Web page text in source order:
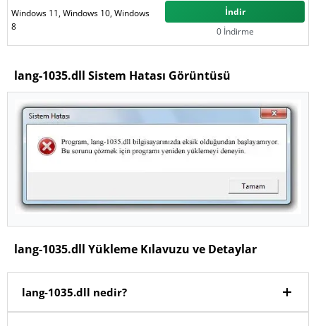
Windows 11, Windows 10, Windows
8
İndir
0 İndirme
lang-1035.dll Sistem Hatası Görüntüsü
lang-1035.dll Yükleme Kılavuzu ve Detaylar
lang-1035.dll nedir?